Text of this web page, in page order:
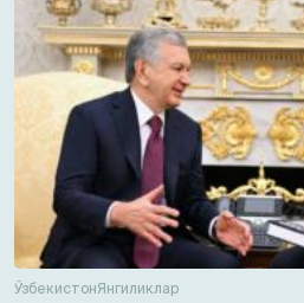
ЎзбекистонЯнгиликлар